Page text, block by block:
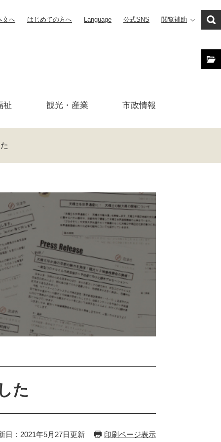
文へ はじめての方へ Language 公式SNS 閲覧補助
祉 観光・産業 市政情報
た
日：2021年5月27日更新 印刷ページ表示